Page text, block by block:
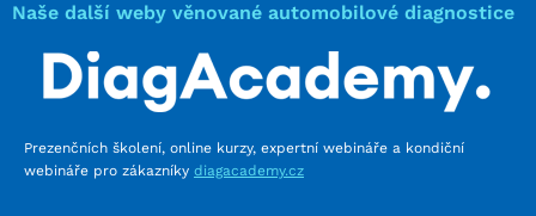
Naše další weby věnované automobilové diagnostice
Prezenčních školení, online kurzy, expertní webináře a kondiční
webináře pro zákazníky diagacademy.cz